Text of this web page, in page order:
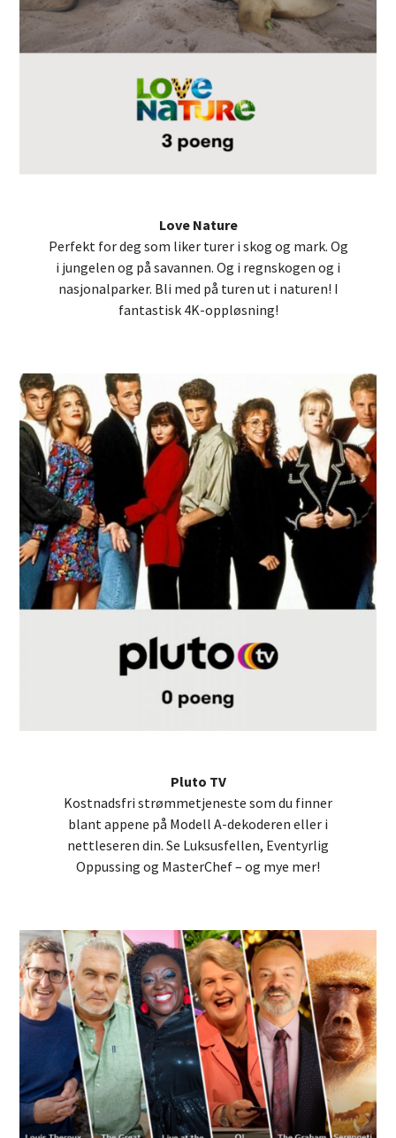
Love Nature
Perfekt for deg som liker turer i skog og mark. Og
i jungelen og på savannen. Og i regnskogen og i
nasjonalparker. Bli med på turen ut i naturen! I
fantastisk 4K-oppløsning!
Pluto TV
Kostnadsfri strømmetjeneste som du finner
blant appene på Modell A-dekoderen eller i
nettleseren din. Se Luksusfellen, Eventyrlig
Oppussing og MasterChef – og mye mer!